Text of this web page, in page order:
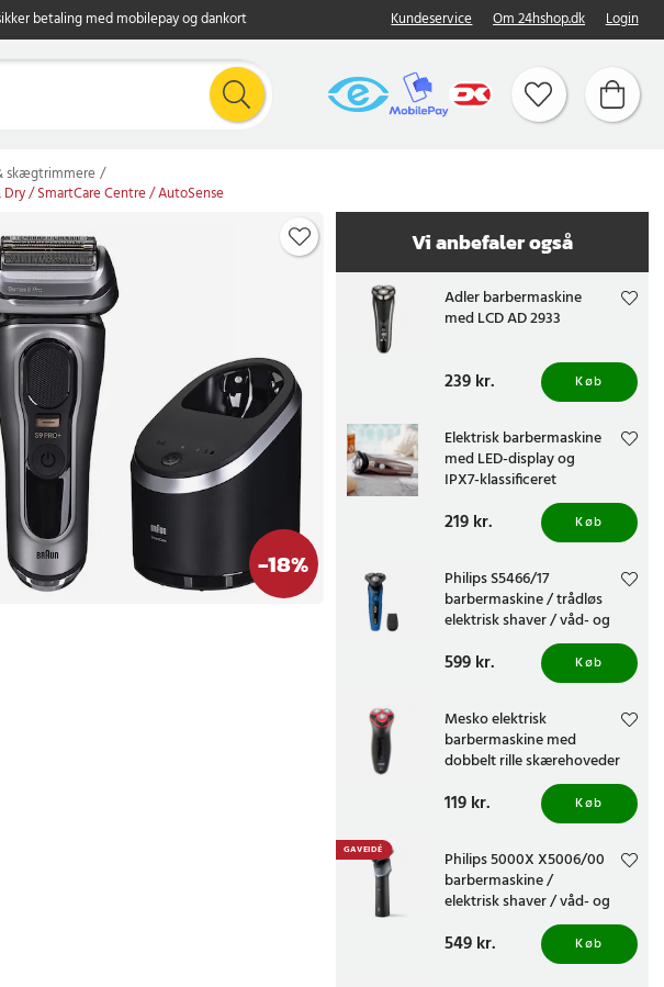
betaling med mobilepay og dankort Kundeservice Om 24hshop.dk Login
skægtrimmere
/ SmartCare Centre / AutoSense
-18%
Vi anbefaler også
Adler barbermaskine
med LCD AD 2933
Pris:239 kr.
239 kr. Køb
Elektrisk barbermaskine
med LED-display og
IPX7-klassificeret
Pris :219 kr.
219 kr. Køb
Philips S5466/17
barbermaskine / trådløs
elektrisk shaver / våd- og
tørbarbermaskine
Pris:599 kr.
599 kr. Køb
Mesko elektrisk
barbermaskine med
dobbelt rille skærehoveder
Pris :119 kr.
119 kr. Køb
GAVEIDÉ
Philips 5000X X5006/00
barbermaskine /
elektrisk shaver / våd- og
tørbrug / genopladelig
skægtrimmer
Pris:549 kr.
549 kr. Køb